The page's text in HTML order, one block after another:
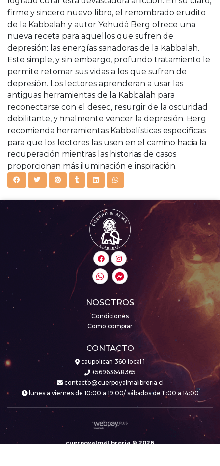
firme y sincero nuevo libro, el renombrado erudito
de la Kabbalah y autor Yehudá Berg ofrece una
nueva receta para aquellos que sufren de
depresión: las energías sanadoras de la Kabbalah.
Este simple, y sin embargo, profundo tratamiento le
permite retomar sus vidas a los que sufren de
depresión. Los lectores aprenderán a usar las
antiguas herramientas de la Kabbalah para
reconectarse con el deseo, resurgir de la oscuridad
debilitante, y finalmente vencer la depresión. Berg
recomienda herramientas Kabbalísticas específicas
para que los lectores las usen en el camino hacia la
recuperación mientras las historias de casos
proporcionan más iluminación e inspiración.
NOSOTROS
Condiciones
Como comprar
CONTACTO
caupolican 360 local 1
+56963648365
contacto@cuerpoyalmalibreria.cl
lunes a viernes de 10:00 a 19:00/ sábados de 11:00 a 14:00
cuerpoyalmalibreria © 2026